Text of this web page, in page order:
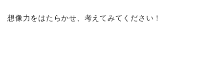
想像力をはたらかせ、考えてみてください！